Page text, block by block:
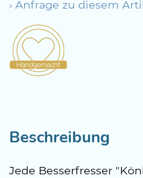
› Anfrage zu diesem
Beschreibung
Jede Besserfresser